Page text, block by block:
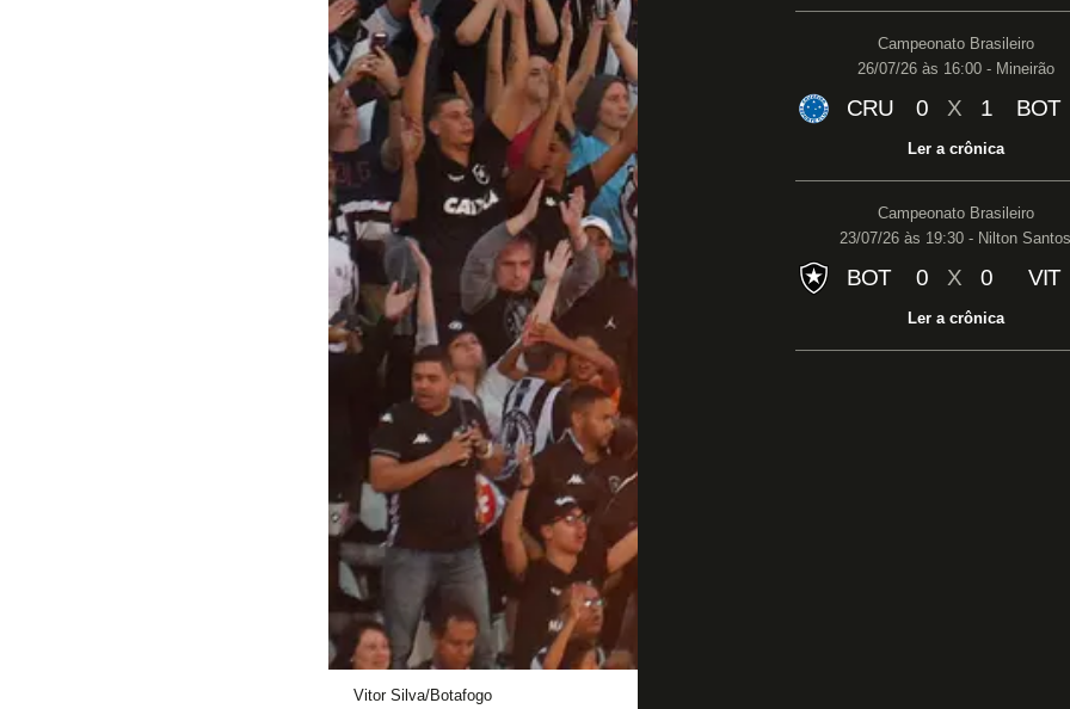
Campeonato Brasileiro
26/07/26 às 16:00 - Mineirão
CRU 0 X 1 BOT
Ler a crônica
Campeonato Brasileiro
23/07/26 às 19:30 - Nilton Santos
BOT 0 X 0 VIT
Ler a crônica
Vitor Silva/Botafogo